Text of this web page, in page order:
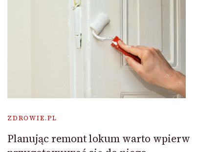
ZDROWIE.PL
Planując remont lokum warto wpierw